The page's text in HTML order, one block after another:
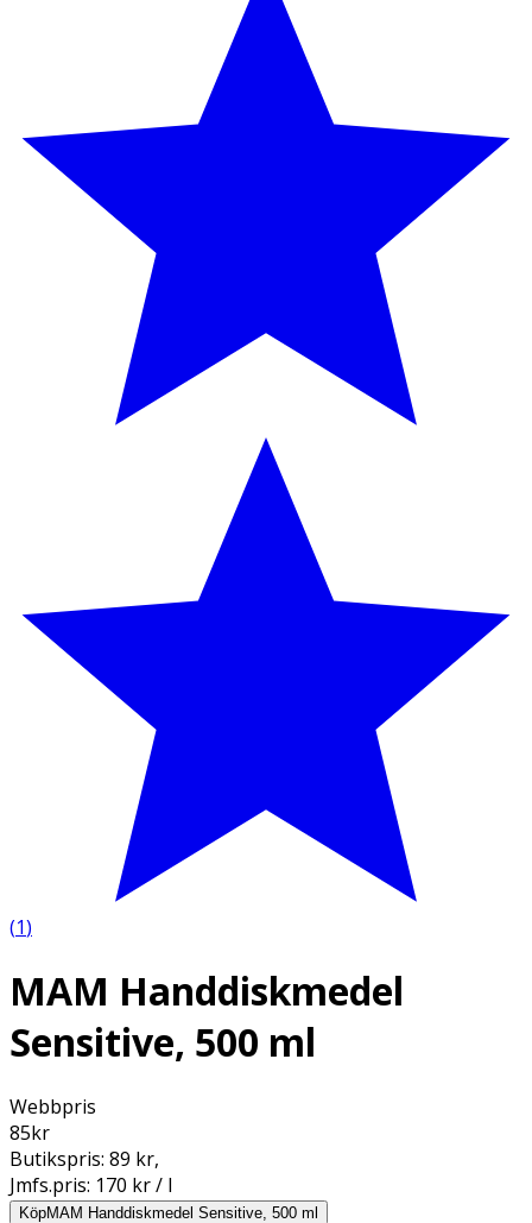
(1)
MAM Handdiskmedel
Sensitive, 500 ml
Webbpris
85kr
Butikspris: 89 kr,
Jmfs.pris: 170 kr / l
KöpMAM Handdiskmedel Sensitive, 500 ml